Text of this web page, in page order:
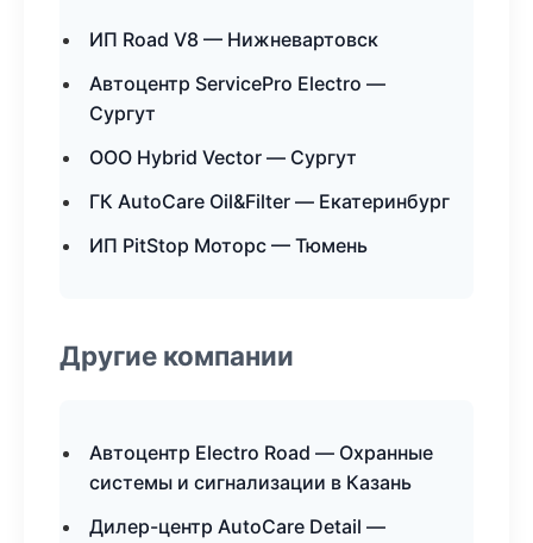
ИП Road V8 — Нижневартовск
Автоцентр ServicePro Electro —
Сургут
ООО Hybrid Vector — Сургут
ГК AutoCare Oil&Filter — Екатеринбург
ИП PitStop Моторс — Тюмень
Другие компании
Автоцентр Electro Road — Охранные
системы и сигнализации в Казань
Дилер-центр AutoCare Detail —